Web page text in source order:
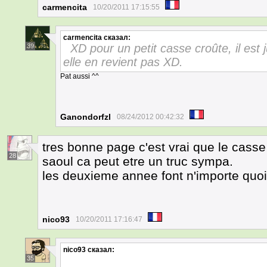
carmencita 10/20/2011 17:15:55
39
carmencita сказал:
XD pour un petit casse croûte, il est
elle en revient pas XD.
Pat aussi ^^
Ganondorfzl 08/24/2012 00:42:32
28
tres bonne page c'est vrai que le
saoul ca peut etre un truc sympa.
les deuxieme annee font n'importe quoi
nico93 10/20/2011 17:16:47
35
nico93 сказал: